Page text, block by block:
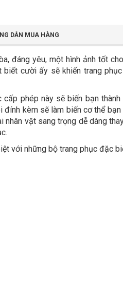
DẪN MUA HÀNG
đáng yêu, một hình ảnh tốt
cười ấy sẽ khiến trang
phép này sẽ biến bạn
kèm sẽ làm biến cơ thể
vật sang trọng dễ dàng
với những bộ trang phục đặc